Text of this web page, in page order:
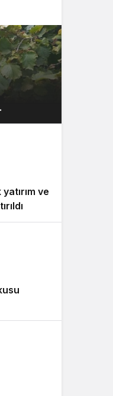
İÇİN
ve